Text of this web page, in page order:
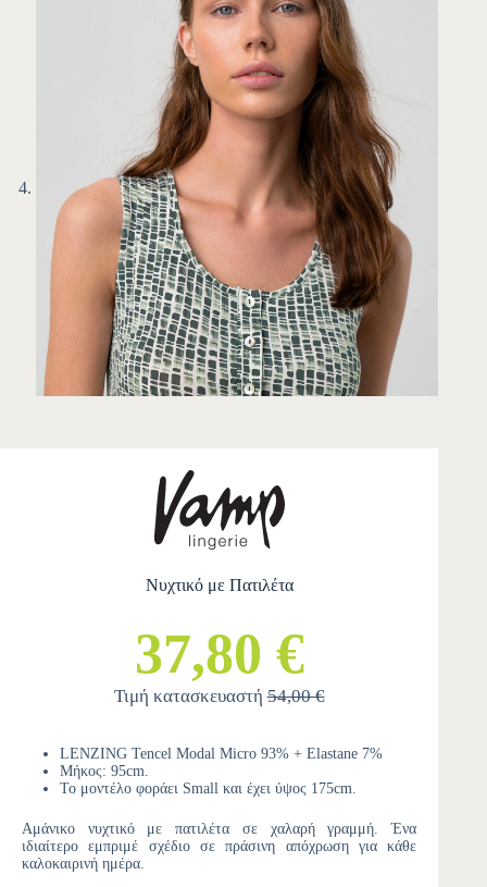
Νυχτικό με Πατιλέτα
37,80 €
Τιμή κατασκευαστή54,00 €
LENZING Tencel Modal Micro 93% + Elastane 7%
Μήκος: 95cm.
Το μοντέλο φοράει Small και έχει ύψος 175cm.
Αμάνικο νυχτικό με πατιλέτα σε χαλαρή γραμμή. Ένα
ιδιαίτερο εμπριμέ σχέδιο σε πράσινη απόχρωση για κάθε
καλοκαιρινή ημέρα.